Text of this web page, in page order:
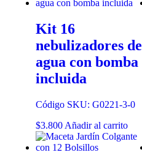
Kit 16
nebulizadores de
agua con bomba
incluida
Código SKU: G0221-3-0
$3.800 Añadir al carrito